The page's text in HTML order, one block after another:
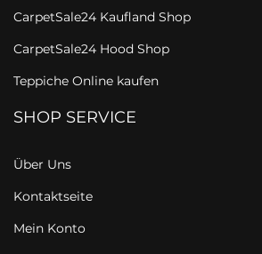
CarpetSale24 Kaufland Shop
CarpetSale24 Hood Shop
Teppiche Online kaufen
SHOP SERVICE
Über Uns
Kontaktseite
Mein Konto